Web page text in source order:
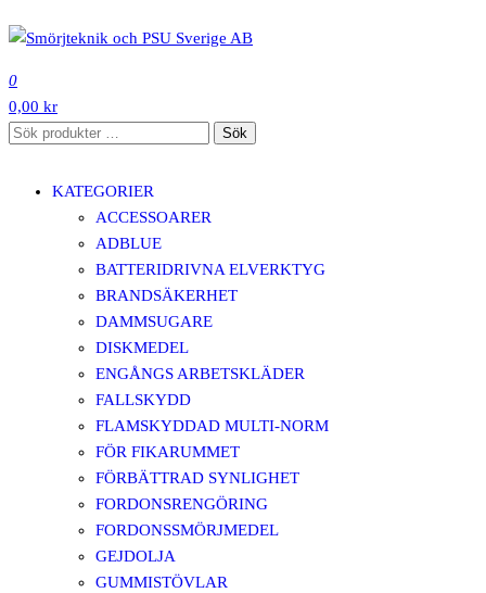
till
innehåll
0
0,00 kr
Sök
Sök
KATEGORIER
ACCESSOARER
ADBLUE
BATTERIDRIVNA ELVERKTYG
BRANDSÄKERHET
DAMMSUGARE
DISKMEDEL
ENGÅNGS ARBETSKLÄDER
FALLSKYDD
FLAMSKYDDAD MULTI-NORM
FÖR FIKARUMMET
FÖRBÄTTRAD SYNLIGHET
FORDONSRENGÖRING
FORDONSSMÖRJMEDEL
GEJDOLJA
GUMMISTÖVLAR